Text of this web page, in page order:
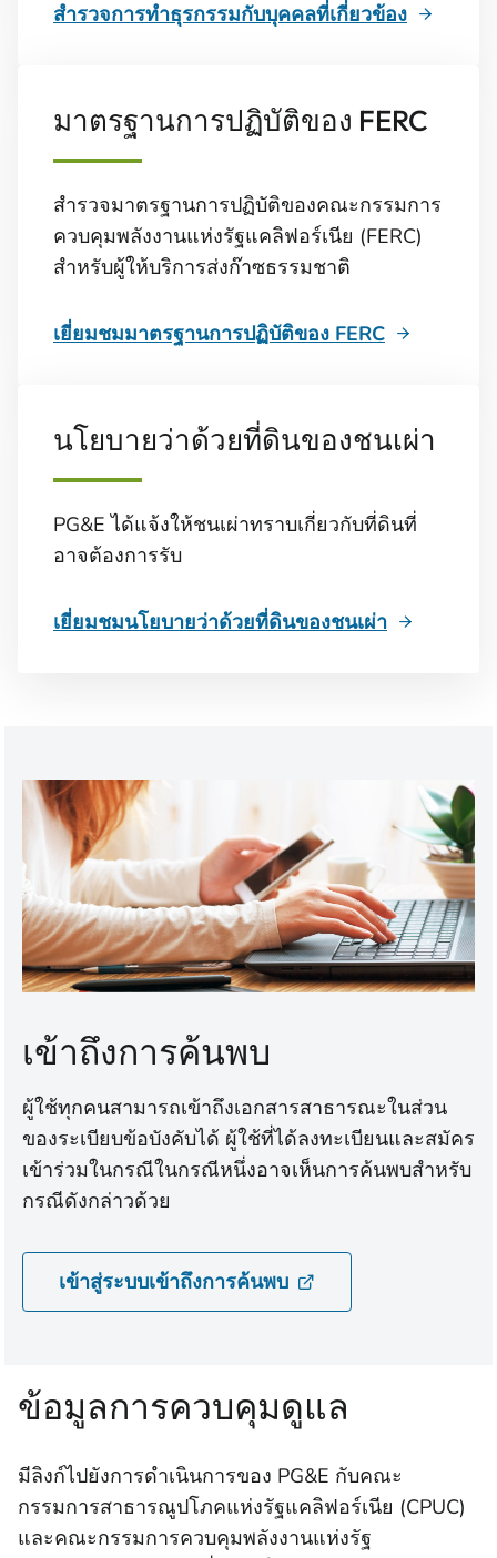
สำรวจการทำธุรกรรมกับบุคคลที่เกี่ยวข้อง
มาตรฐานการปฏิบัติของ FERC
สำรวจมาตรฐานการปฏิบัติของคณะกรรมการ
ควบคุมพลังงานแห่งรัฐแคลิฟอร์เนีย (FERC)
สำหรับผู้ให้บริการส่งก๊าซธรรมชาติ
เยี่ยมชมมาตรฐานการปฏิบัติของ FERC
นโยบายว่าด้วยที่ดินของชนเผ่า
PG&E ได้แจ้งให้ชนเผ่าทราบเกี่ยวกับที่ดินที่
อาจต้องการรับ
เยี่ยมชมนโยบายว่าด้วยที่ดินของชนเผ่า
เข้าถึงการค้นพบ
ผู้ใช้ทุกคนสามารถเข้าถึงเอกสารสาธารณะในส่วน
ของระเบียบข้อบังคับได้ ผู้ใช้ที่ได้ลงทะเบียนและสมัคร
เข้าร่วมในกรณีในกรณีหนึ่งอาจเห็นการค้นพบสำหรับ
กรณีดังกล่าวด้วย
เข้าสู่ระบบเข้าถึงการค้นพบ
ข้อมูลการควบคุมดูแล
มีลิงก์ไปยังการดำเนินการของ PG&E กับคณะ
กรรมการสาธารณูปโภคแห่งรัฐแคลิฟอร์เนีย (CPUC)
และคณะกรรมการควบคุมพลังงานแห่งรัฐ